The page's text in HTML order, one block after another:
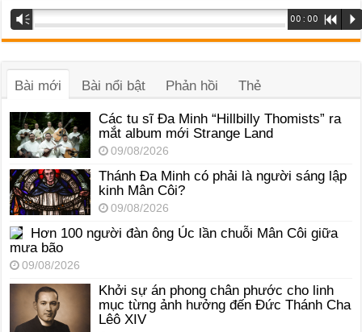
Trình
phát
Vm 00:00 R P
Bài mới Bài nổi bật Phản hồi Thẻ
Các tu sĩ Đa Minh “Hillbilly Thomists” ra
mắt album mới Strange Land
09/08/2026
Thánh Đa Minh có phải là người sáng lập
kinh Mân Côi?
09/08/2026
Hơn 100 người đàn ông Úc lần chuỗi Mân Côi giữa
mưa bão
09/08/2026
Khởi sự án phong chân phước cho linh
mục từng ảnh hưởng đến Đức Thánh Cha
Lêô XIV